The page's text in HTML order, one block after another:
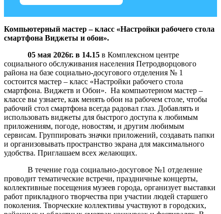
Компьютерный мастер – класс «Настройки рабочего стола
смартфона Виджеты и обои».
05 мая 2026г. в 14.15 в Комплексном центре
социального обслуживания населения Петродворцового
района на базе социально-досугового отделения № 1
состоится мастер – класс «Настройки рабочего стола
смартфона. Виджетв и Обои». На компьютерном мастер –
классе вы узнаете, как менять обои на рабочем столе, чтобы
рабочий стол смартфона всегда радовал глаз. Добавлять и
использовать виджеты для быстрого доступа к любимым
приложениям, погоде, новостям, и другим любимым
сервисам. Группировать значки приложений, создавать папки
и организовывать пространство экрана для максимального
удобства. Приглашаем всех желающих.
В течение года социально-досуговое №1 отделение
проводит тематические встречи, праздничные концерты,
коллективные посещения музеев города, организует выставки
работ прикладного творчества при участии людей старшего
поколения. Творческие коллективы участвуют в городских,